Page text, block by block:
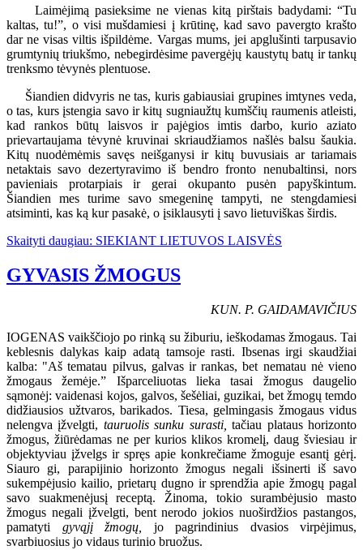
Laimėjimą pasieksime ne vienas kitą pirštais badydami: “Tu
kaltas, tu!”, o visi mušdamiesi į krūtinę, kad savo pavergto krašto
dar ne visas viltis išpildėme. Vargas mums, jei apglušinti tarpusavio
grumtynių triukšmo, nebegirdėsime pavergėjų kaustytų batų ir tankų
trenksmo tėvynės plentuose.
Šiandien didvyris ne tas, kuris gabiausiai grupines imtynes veda,
o tas, kurs įstengia savo ir kitų sugniaužtų kumščių raumenis atleisti,
kad rankos būtų laisvos ir pajėgios imtis darbo, kurio aziato
prievartaujama tėvynė kruvinai skriaudžiamos našlės balsu šaukia.
Kitų nuodėmėmis savęs neišganysi ir kitų buvusiais ar tariamais
netaktais savo dezertyravimo iš bendro fronto nenubaltinsi, nors
pavieniais protarpiais ir gerai okupanto pusėn papyškintum.
Šiandien mes turime savo smegeninę tampyti, ne stengdamiesi
atsiminti, kas ką kur pasakė, o įsiklausyti į savo lietuviškas širdis.
Skaityti daugiau: SIEKIANT LIETUVOS LAISVĖS
GYVASIS ŽMOGUS
KUN. P. GAIDAMAVIČIUS
IOGENAS vaikščiojo po rinką su žiburiu, ieškodamas žmogaus. Tai
keblesnis dalykas kaip adatą tamsoje rasti. Ibsenas irgi skaudžiai
kalba: "Aš tematau pilvus, galvas ir rankas, bet nematau nė vieno
žmogaus žemėje.” Išparceliuotas lieka tasai žmogus daugelio
sąmonėj: vaidenasi kojos, galvos, šešėliai, guzikai, bet žmogų temdo
didžiausios užtvaros, barikados. Tiesa, gelmingasis žmogaus vidus
nelengva įžvelgti, tauruolis sunku surasti, tačiau plataus horizonto
žmogus, žiūrėdamas ne per kurios klikos kromelį, daug šviesiau ir
objektyviau įžvelgs ir spręs apie konkrečiame žmoguje esantį gėrį.
Siauro gi, parapijinio horizonto žmogus negali išsinerti iš savo
sukempėjusio kailio, prietarų dugno ir sprendžia apie žmogų pagal
savo suakmenėjusį receptą. Žinoma, tokio surambėjusio masto
žmogus negali įžvelgti, bent nerodo jokios nuoširdžios pastangos,
pamatyti gyvąjį žmogų,
jo pagrindinius dvasios virpėjimus,
svarbiuosius jo vidaus turinio bruožus.